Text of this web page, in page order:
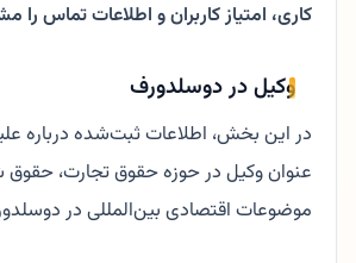
کاری، امتیاز کاربران و اطلاعات تماس را
وکیل در دوسلدورف
در این بخش، اطلاعات ثبت‌شده درباره
عنوان وکیل در حوزه حقوق تجارت،
موضوعات اقتصادی بین‌المللی در